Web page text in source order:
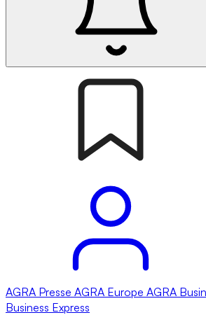
AGRA Presse AGRA Europe AGRA
Business Express